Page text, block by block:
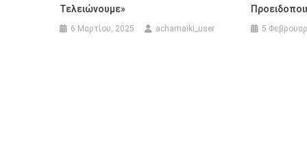
Τελειώνουμε»
6 Μαρτίου, 2025 acharnaiki_user 5